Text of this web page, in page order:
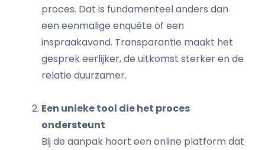
proces. Dat is fundamenteel anders dan
een eenmalige enquête of een
inspraakavond. Transparantie maakt het
gesprek eerlijker, de uitkomst sterker en de
relatie duurzamer.
Een unieke tool die het proces
ondersteunt
Bij de aanpak hoort een online platform dat